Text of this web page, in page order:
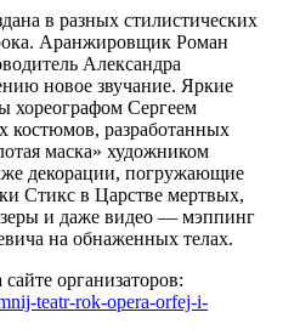
в разных стилистических
Аранжировщик Роман
Александра
новое звучание. Яркие
хореографом Сергеем
костюмов, разработанных
маска» художником
декорации, погружающие
Стикс в Царстве мертвых,
и даже видео — мэппинг
на обнаженных телах.
организаторов:
teatr-rok-opera-orfej-i-